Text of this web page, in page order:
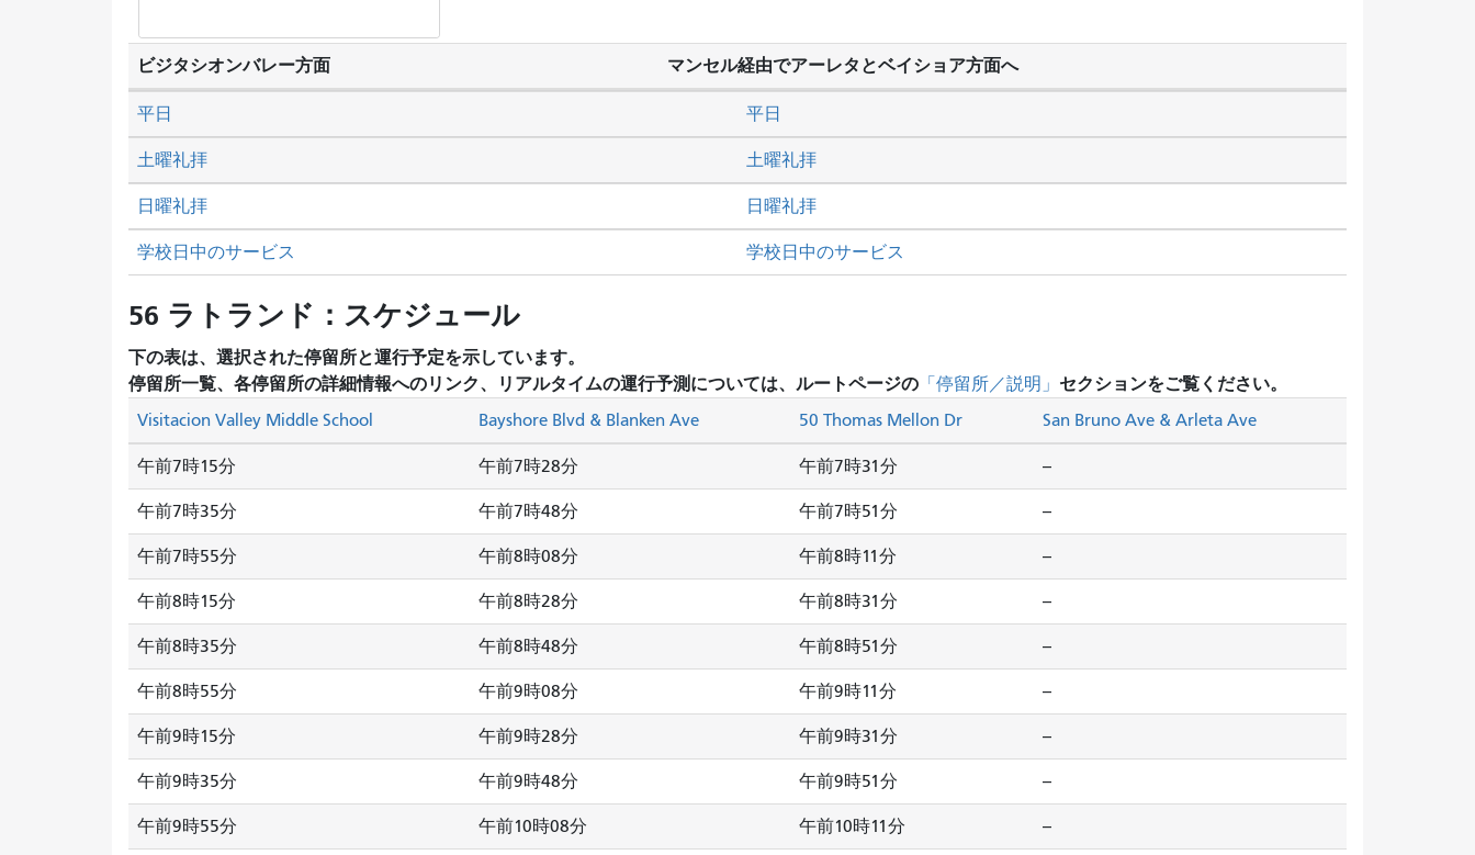
ビジタシオンバレー方面 マンセル経由でアーレタとベイショア方面へ
土曜礼拝 土曜礼拝
日曜礼拝 日曜礼拝
平日 平日
学校日中のサービス 学校日中のサービス
56 ラトランド：スケジュール
下の表は、選択された停留所と運行予定を示しています。
停留所一覧、各停留所の詳細情報へのリンク、リアルタイムの運行予測については、ルートページの 「停留所／説明」 セクションをご覧ください。
Visitacion Valley Middle School Bayshore Blvd & Blanken Ave 50 Thomas Mellon Dr San Bruno Ave & Arleta Ave
午前7時15分 午前7時28分 午前7時31分 --
午前7時35分 午前7時48分 午前7時51分 --
午前7時55分 午前8時08分 午前8時11分 --
午前8時15分 午前8時28分 午前8時31分 --
午前8時35分 午前8時48分 午前8時51分 --
午前8時55分 午前9時08分 午前9時11分 --
午前9時15分 午前9時28分 午前9時31分 --
午前9時35分 午前9時48分 午前9時51分 --
午前9時55分 午前10時08分 午前10時11分 --